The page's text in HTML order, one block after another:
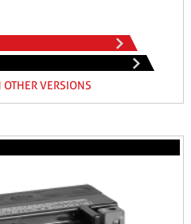
VERSIONS